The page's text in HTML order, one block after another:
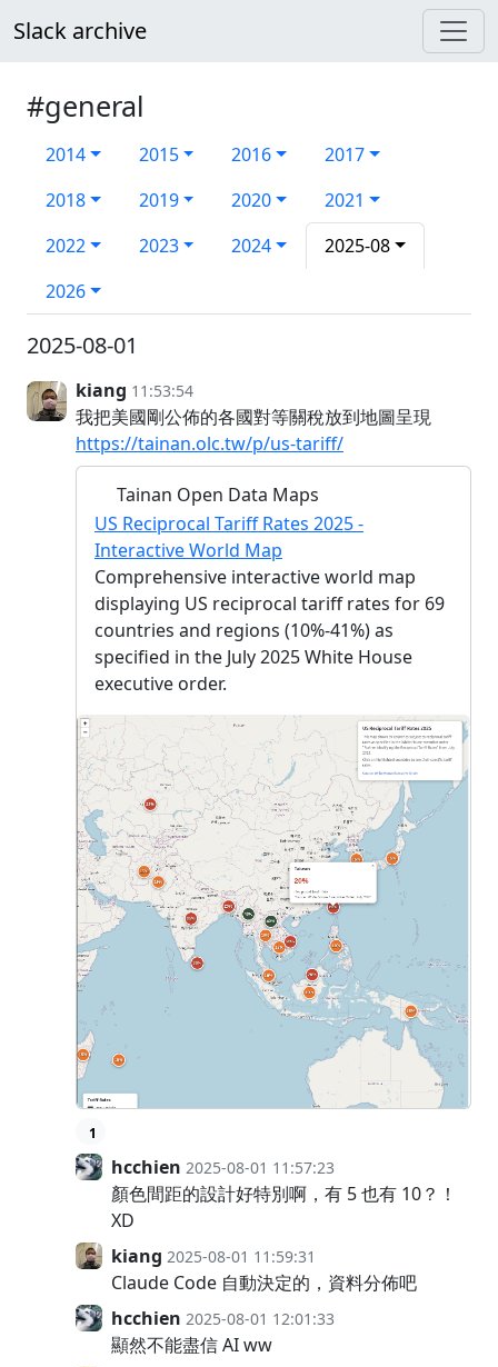
Slack archive
#general
2014 2015 2016
2017
2018
2019 2020
2021
2022
2023 2024
2025-08
2026
2025-08-01
kiang 11:53:54
我把美國剛公佈的各國對等關稅放到地圖呈現
https://tainan.olc.tw/p/us-tariff/
Tainan Open Data Maps
US Reciprocal Tariff Rates 2025 -
Interactive World Map
Comprehensive interactive world map
displaying US reciprocal tariff rates for 69
countries and regions (10%-41%) as
specified in the July 2025 White House
executive order.
1
hcchien 2025-08-01 11:57:23
顏色間距的設計好特別啊，有 5 也有 10？！
XD
kiang 2025-08-01 11:59:31
Claude Code 自動決定的，資料分佈吧
hcchien 2025-08-01 12:01:33
顯然不能盡信 AI ww